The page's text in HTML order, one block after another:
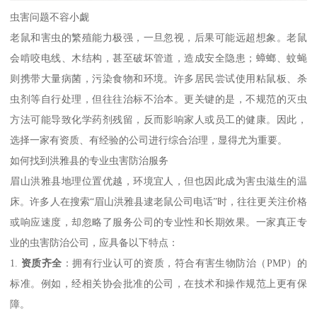
虫害问题不容小觑
老鼠和害虫的繁殖能力极强，一旦忽视，后果可能远超想象。老鼠
会啃咬电线、木结构，甚至破坏管道，造成安全隐患；蟑螂、蚊蝇
则携带大量病菌，污染食物和环境。许多居民尝试使用粘鼠板、杀
虫剂等自行处理，但往往治标不治本。更关键的是，不规范的灭虫
方法可能导致化学药剂残留，反而影响家人或员工的健康。因此，
选择一家有资质、有经验的公司进行综合治理，显得尤为重要。
如何找到洪雅县的专业虫害防治服务
眉山洪雅县地理位置优越，环境宜人，但也因此成为害虫滋生的温
床。许多人在搜索“眉山洪雅县逮老鼠公司电话”时，往往更关注价格
或响应速度，却忽略了服务公司的专业性和长期效果。一家真正专
业的虫害防治公司，应具备以下特点：
1. 资质齐全 ：拥有行业认可的资质，符合有害生物防治（PMP）的
标准。例如，经相关协会批准的公司，在技术和操作规范上更有保
障。